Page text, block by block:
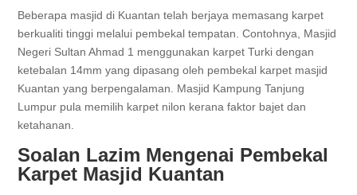
Beberapa masjid di Kuantan telah berjaya memasang karpet
berkualiti tinggi melalui pembekal tempatan. Contohnya, Masjid
Negeri Sultan Ahmad 1 menggunakan karpet Turki dengan
ketebalan 14mm yang dipasang oleh pembekal karpet masjid
Kuantan yang berpengalaman. Masjid Kampung Tanjung
Lumpur pula memilih karpet nilon kerana faktor bajet dan
ketahanan.
Soalan Lazim Mengenai Pembekal
Karpet Masjid Kuantan